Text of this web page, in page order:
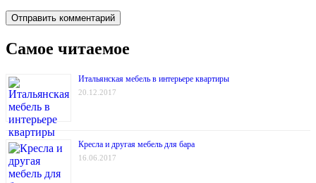
Самое читаемое
Итальянская мебель в интерьере квартиры
20.12.2017
Кресла и другая мебель для бара
16.06.2017